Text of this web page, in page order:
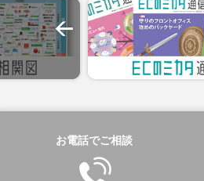
お電話でご相談